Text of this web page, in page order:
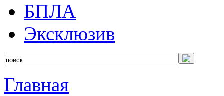
БПЛА
Эксклюзив
Главная